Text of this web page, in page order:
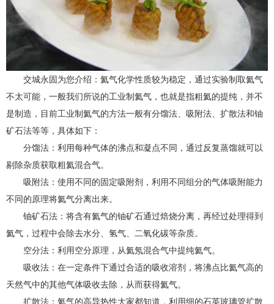
交城永固为您介绍：氦气化学性质较为稳定，通过实验制取氦气
不太可能，一般我们所说的工业制氦气，也就是指粗氦的提纯，并不
是制造，目前工业制氦气的方法一般有分馏法、吸附法、扩散法和铀
矿石法等等，具体如下：
分馏法：利用每种气体的沸点和凝点不同，通过反复蒸馏就可以
剔除杂质获取粗氦混合气。
吸附法：使用不同的固定吸附剂，利用不同组分的气体吸附能力
不同的原理将氦气分离出来。
铀矿石法：将含有氦气的铀矿石通过焙烧分离，再经过处理得到
氦气，过程中会除去水分、氢气、二氧化碳等杂质。
空分法：利用空分原理，从氦氖混合气中提纯氦气。
吸收法：在一定条件下通过合适的吸收溶剂，将沸点比氦气高的
天然气中的其他气体吸收去除，从而获得氦气。
扩散法：氦气的高导热性大家都知道，利用细的石英玻璃管扩散